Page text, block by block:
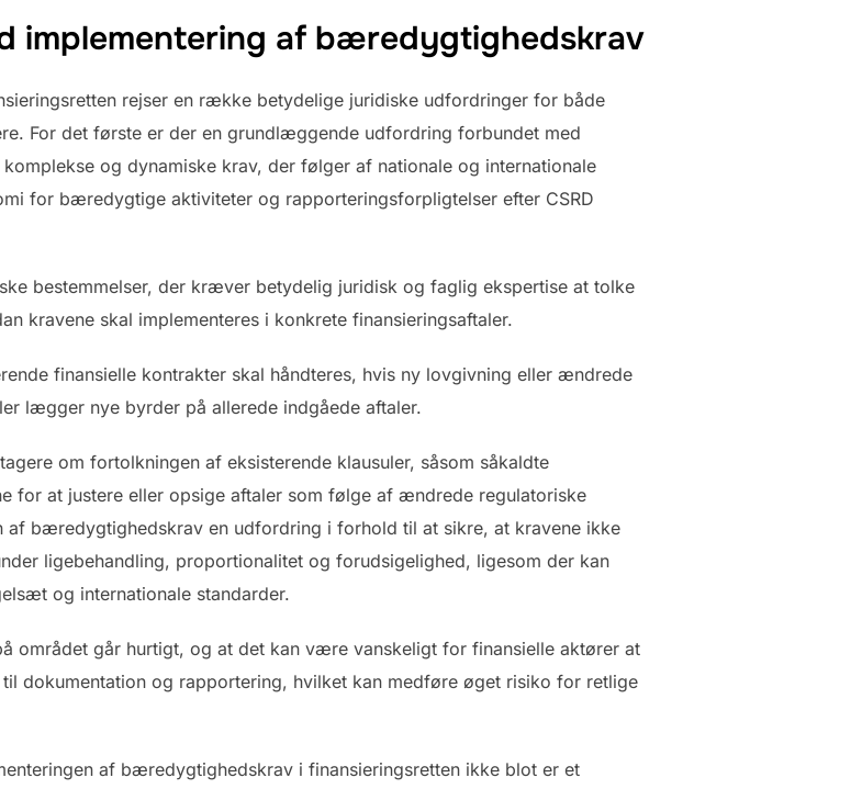
implementering af bæredygtighedskrav
rejser en række betydelige juridiske udfordringer for både
For det første er der en grundlæggende udfordring forbundet med
og dynamiske krav, der følger af nationale og internationale
for bæredygtige aktiviteter og rapporteringsforpligtelser efter CSRD
bestemmelser, der kræver betydelig juridisk og faglig ekspertise at tolke
kravene skal implementeres i konkrete finansieringsaftaler.
finansielle kontrakter skal håndteres, hvis ny lovgivning eller ændrede
lægger nye byrder på allerede indgåede aftaler.
om fortolkningen af eksisterende klausuler, såsom såkaldte
for at justere eller opsige aftaler som følge af ændrede regulatoriske
af bæredygtighedskrav en udfordring i forhold til at sikre, at kravene ikke
ligebehandling, proportionalitet og forudsigelighed, ligesom der kan
og internationale standarder.
området går hurtigt, og at det kan være vanskeligt for finansielle aktører at
dokumentation og rapportering, hvilket kan medføre øget risiko for retlige
af bæredygtighedskrav i finansieringsretten ikke blot er et